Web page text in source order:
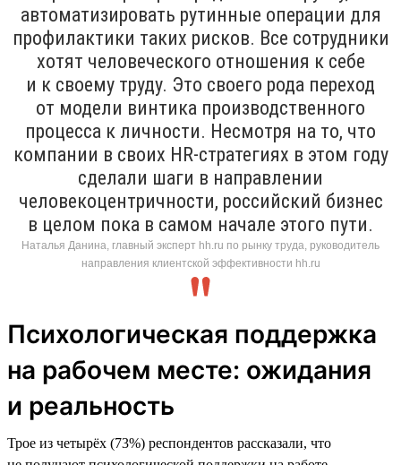
автоматизировать рутинные операции для
профилактики таких рисков. Все сотрудники
хотят человеческого отношения к себе
и к своему труду. Это своего рода переход
от модели винтика производственного
процесса к личности. Несмотря на то, что
компании в своих HR-стратегиях в этом году
сделали шаги в направлении
человекоцентричности, российский бизнес
в целом пока в самом начале этого пути.
Наталья Данина, главный эксперт hh.ru по рынку труда, руководитель
направления клиентской эффективности hh.ru
Психологическая поддержка
на рабочем месте: ожидания
и реальность
Трое из четырёх (73%) респондентов рассказали, что